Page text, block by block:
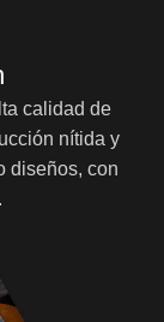
calidad de
nítida y
diseños, con